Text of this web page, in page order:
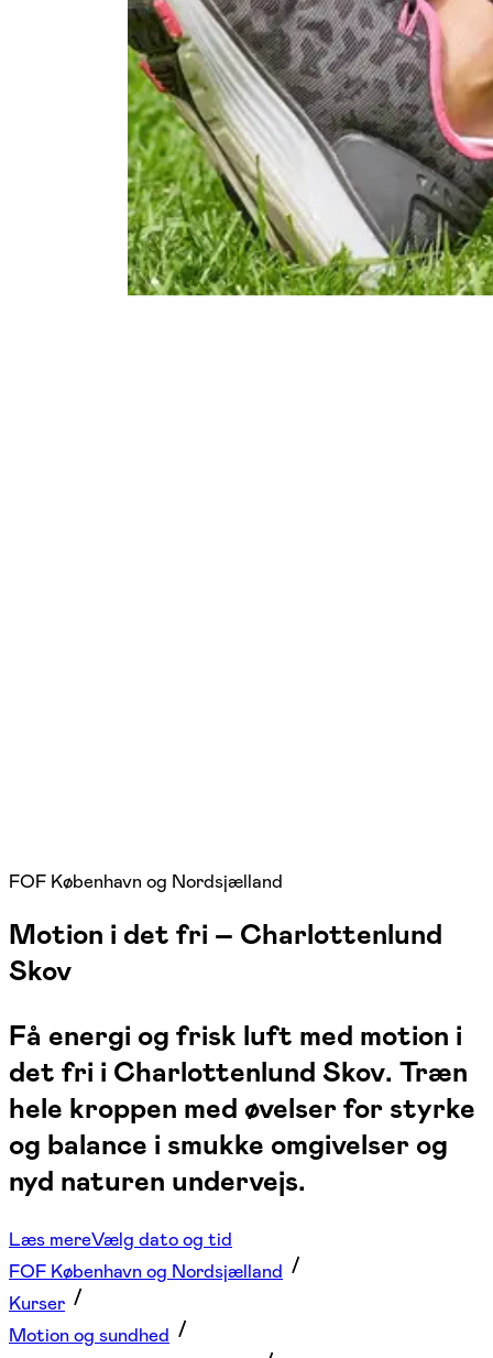
FOF København og Nordsjælland
Motion i det fri – Charlottenlund
Skov
Få energi og frisk luft med motion i
det fri i Charlottenlund Skov. Træn
hele kroppen med øvelser for styrke
og balance i smukke omgivelser og
nyd naturen undervejs.
Læs mereVælg dato og tid
FOF København og Nordsjælland
Kurser
Motion og sundhed